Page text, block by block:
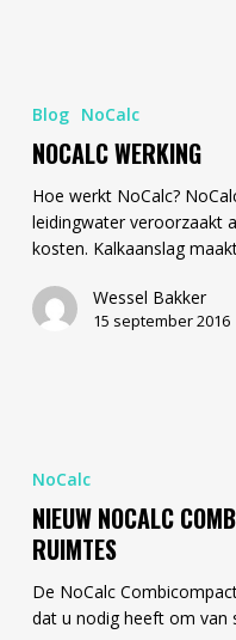
Blog NoCalc
NOCALC WERKING
Hoe werkt NoCalc?
leidingwater veroorzaakt
kosten. Kalkaanslag
Wessel Bakker
15 september 2016
CombiCompact
voor
kleine
NoCalc
NIEUW NOCALC
RUIMTES
De NoCalc
dat u nodig heeft om van